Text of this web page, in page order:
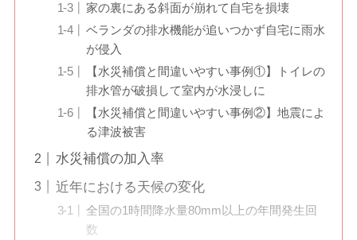
家の裏にある斜面が崩れて自宅を損壊
ベランダの排水機能が追いつかず自宅に雨水
が侵入
【水災補償と間違いやすい事例①】トイレの
排水管が破損して室内が水浸しに
【水災補償と間違いやすい事例②】地震によ
る津波被害
水災補償の加入率
近年における天候の変化
全国の1時間降水量80mm以上の年間発生回
数